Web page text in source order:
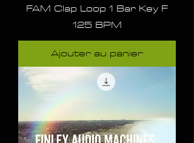
FAM Clap Loop 1 Bar Key F
125 BPM
Ajouter au panier